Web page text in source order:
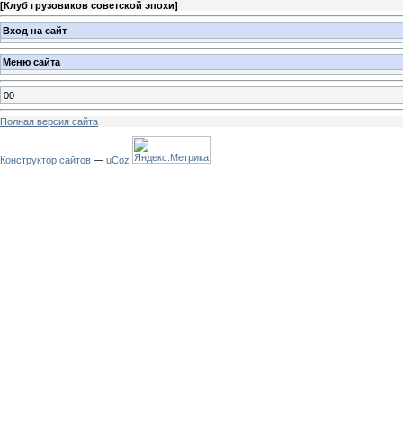
[Клуб грузовиков советской эпохи]
Вход на сайт
Меню сайта
00
Полная версия сайта
Конструктор сайтов — uCoz